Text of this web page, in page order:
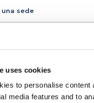
uses cookies
to personalise content
media features and to
leggere?
alla grammatica
su film e musica